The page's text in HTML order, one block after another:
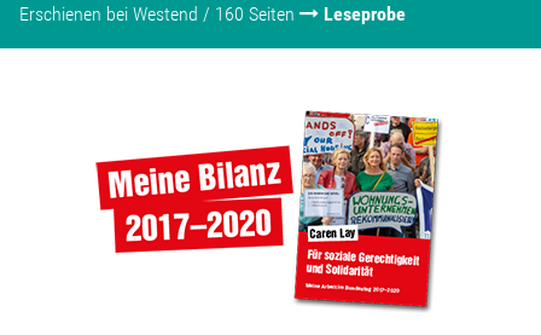
Erschienen bei Westend / 160 Seiten
Leseprobe